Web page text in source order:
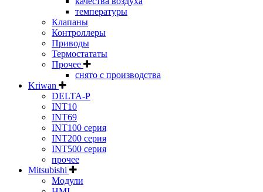
температуры
Клапаны
Контроллеры
Приводы
Термостататы
Прочее
снято с производства
Kriwan
DELTA-P
INT10
INT69
INT100 серия
INT200 серия
INT500 серия
прочее
Mitsubishi
Модули